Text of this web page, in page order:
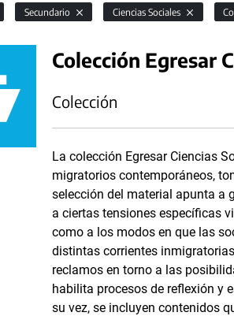
Secundario Ciencias Sociales
Colección Egresar
Colección
La colección Egresar Ciencias
migratorios contemporáneos,
selección del material apunta a
a ciertas tensiones específicas
como a los modos en que las
distintas corrientes
reclamos en torno a las
habilita procesos de reflexión y
su vez, se incluyen contenidos